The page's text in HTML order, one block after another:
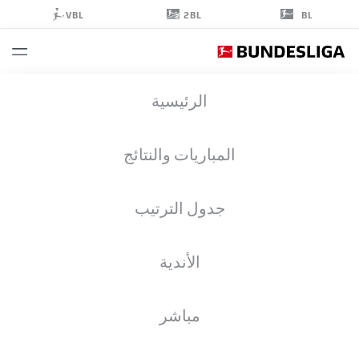
BL
2BL
VBL
الرئيسية
المباريات والنتائج
جدول الترتيب
الأندية
مباشر